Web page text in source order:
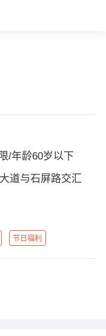
/年龄60岁以下
道与石屏路交汇
节日福利